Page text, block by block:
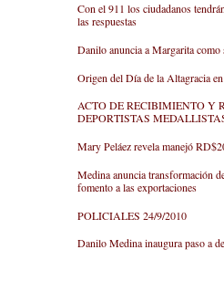
Con el 911 los ciudadanos
las respuestas
Danilo anuncia a Margarita como
Origen del Día de la Altagracia
ACTO DE RECIBIMIENTO Y
DEPORTISTAS
Mary Peláez revela manejó
Medina anuncia transformación
fomento a las exportaciones
POLICIALES 24/9/2010
Danilo Medina inaugura paso a